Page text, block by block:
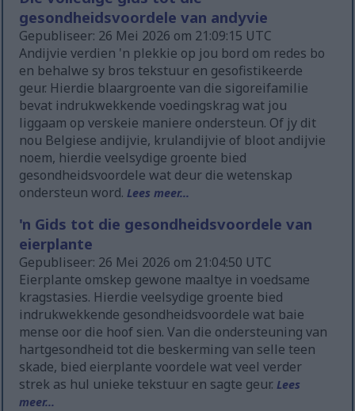
gesondheidsvoordele van andyvie
Gepubliseer: 26 Mei 2026 om 21:09:15 UTC
Andijvie verdien 'n plekkie op jou bord om redes bo
en behalwe sy bros tekstuur en gesofistikeerde
geur. Hierdie blaargroente van die sigoreifamilie
bevat indrukwekkende voedingskrag wat jou
liggaam op verskeie maniere ondersteun. Of jy dit
nou Belgiese andijvie, krulandijvie of bloot andijvie
noem, hierdie veelsydige groente bied
gesondheidsvoordele wat deur die wetenskap
ondersteun word.Lees meer...
'n Gids tot die gesondheidsvoordele van
eierplante
Gepubliseer: 26 Mei 2026 om 21:04:50 UTC
Eierplante omskep gewone maaltye in voedsame
kragstasies. Hierdie veelsydige groente bied
indrukwekkende gesondheidsvoordele wat baie
mense oor die hoof sien. Van die ondersteuning van
hartgesondheid tot die beskerming van selle teen
skade, bied eierplante voordele wat veel verder
strek as hul unieke tekstuur en sagte geur.Lees
meer...